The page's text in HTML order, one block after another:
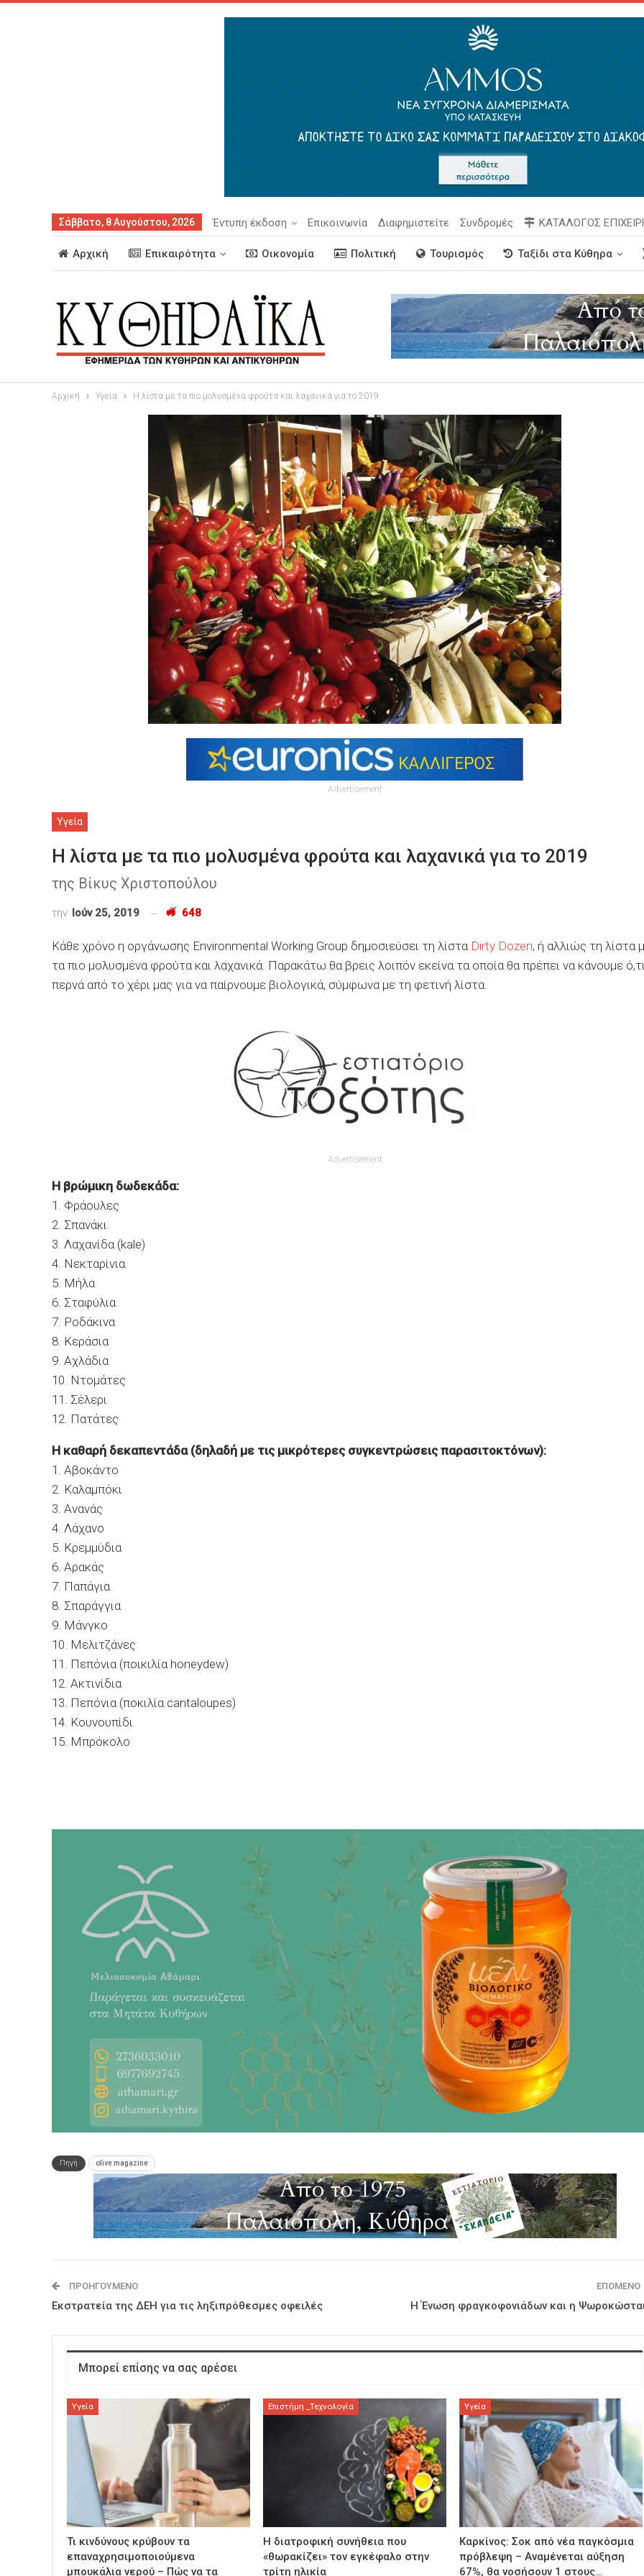
Σάββατο, 8 Αυγούστου, 2026 Έντυπη έκδοση Επικοινωνία Διαφημιστείτε Συνδρομές ΚΑΤΑΛΟΓΟΣ
Αρχική Επικαιρότητα Οικονομία Πολιτική Τουρισμός Ταξίδι στα Κύθηρα
Αρχική Υγεία Η λίστα με τα πιο μολυσμένα φρούτα και λαχανικά για το 2019
Advertisement
Υγεία
Η λίστα με τα πιο μολυσμένα φρούτα και λαχανικά για το 2019
της Βίκυς Χριστοπούλου
την Ιούν 25, 2019 648
Κάθε χρόνο η οργάνωσης Environmental Working Group δημοσιεύσει τη λίστα Dirty Dozen, ή αλλιώς τη λίστα
τα πιο μολυσμένα φρούτα και λαχανικά. Παρακάτω θα βρεις λοιπόν εκείνα τα οποία θα πρέπει να κάνουμε
περνά από το χέρι μας για να παίρνουμε βιολογικά, σύμφωνα με τη φετινή λίστα.
Advertisement
Η βρώμικη δωδεκάδα:
1. Φράουλες
2. Σπανάκι
3. Λαχανίδα (kale)
4. Νεκταρίνια
5. Μήλα
6. Σταφύλια
7. Ροδάκινα
8. Κεράσια
9. Αχλάδια
10. Ντομάτες
11. Σέλερι
12. Πατάτες
Η καθαρή δεκαπεντάδα (δηλαδή με τις μικρότερες συγκεντρώσεις παρασιτοκτόνων):
1. Αβοκάντο
2. Καλαμπόκι
3. Ανανάς
4. Λάχανο
5. Κρεμμύδια
6. Αρακάς
7. Παπάγια
8. Σπαράγγια
9. Μάνγκο
10. Μελιτζάνες
11. Πεπόνια (ποικιλία honeydew)
12. Aκτινίδια
13. Πεπόνια (ποκιλία cantaloupes)
14. Κουνουπίδι
15. Μπρόκολο
Πηγή οlive magazine
ΠΡΟΗΓΟΎΜΕΝΟ
Εκστρατεία της ΔΕΗ για τις ληξιπρόθεσμες οφειλές
ΕΠΌΜΕΝΟ
Η Ένωση φραγκοφονιάδων και η
Μπορεί επίσης να σας αρέσει
Υγεία
Τι κινδύνους κρύβουν τα
επαναχρησιμοποιούμενα
μπουκάλια νερού – Πώς να τα
Επιστήμη _Τεχνολογία
Η διατροφική συνήθεια που
«θωρακίζει» τον εγκέφαλο στην
τρίτη ηλικία
Υγεία
Καρκίνος: Σοκ από νέα παγκόσμια
πρόβλεψη – Αναμένεται αύξηση
67%, θα νοσήσουν 1 στους…